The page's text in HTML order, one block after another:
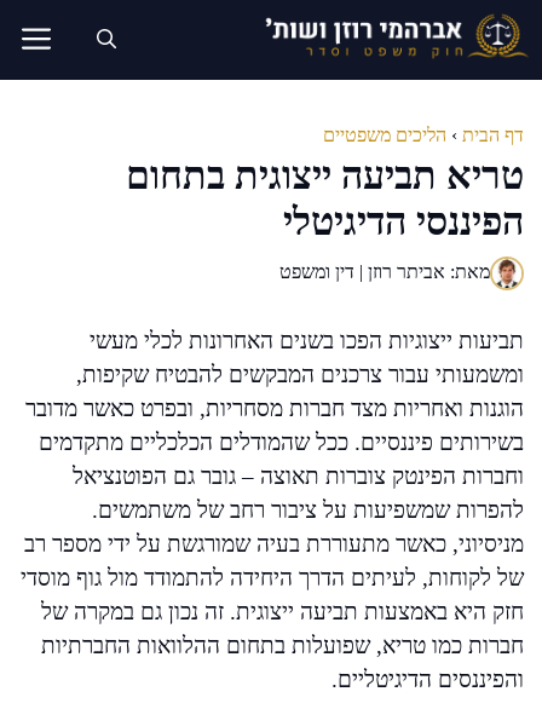
לדלג
לתוכן
דף הבית › הליכים משפטיים
טריא תביעה ייצוגית בתחום
הפיננסי הדיגיטלי
מאת: אביתר רוזן | דין ומשפט
תביעות ייצוגיות הפכו בשנים האחרונות לכלי מעשי
ומשמעותי עבור צרכנים המבקשים להבטיח שקיפות,
הוגנות ואחריות מצד חברות מסחריות, ובפרט כאשר מדובר
בשירותים פיננסיים. ככל שהמודלים הכלכליים מתקדמים
וחברות הפינטק צוברות תאוצה – גובר גם הפוטנציאל
להפרות שמשפיעות על ציבור רחב של משתמשים.
מניסיוני, כאשר מתעוררת בעיה שמורגשת על ידי מספר רב
של לקוחות, לעיתים הדרך היחידה להתמודד מול גוף מוסדי
חזק היא באמצעות תביעה ייצוגית. זה נכון גם במקרה של
חברות כמו טריא, שפועלות בתחום ההלוואות החברתיות
והפיננסים הדיגיטליים.